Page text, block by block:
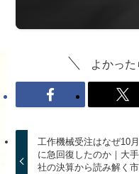
よかっ
工作機械受注はなぜ10月
に急回復したのか｜大
社の決算から読み解く市